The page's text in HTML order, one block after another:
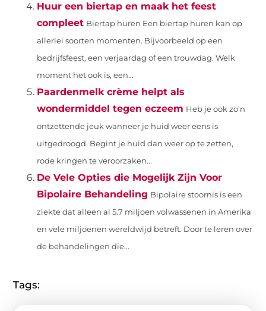
Huur een biertap en maak het feest
compleet Biertap huren Een biertap huren kan op
allerlei soorten momenten. Bijvoorbeeld op een
bedrijfsfeest, een verjaardag of een trouwdag. Welk
moment het ook is, een...
Paardenmelk crème helpt als
wondermiddel tegen eczeem Heb je ook zo’n
ontzettende jeuk wanneer je huid weer eens is
uitgedroogd. Begint je huid dan weer op te zetten,
rode kringen te veroorzaken...
De Vele Opties die Mogelijk Zijn Voor
Bipolaire Behandeling Bipolaire stoornis is een
ziekte dat alleen al 5.7 miljoen volwassenen in Amerika
en vele miljoenen wereldwijd betreft. Door te leren over
de behandelingen die...
Tags: